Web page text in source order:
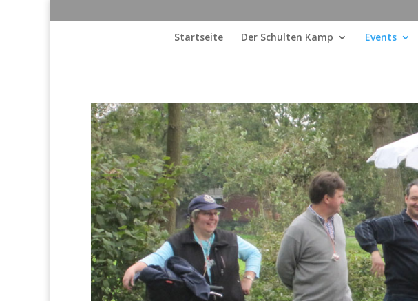
Startseite Der Schulten Kamp Events